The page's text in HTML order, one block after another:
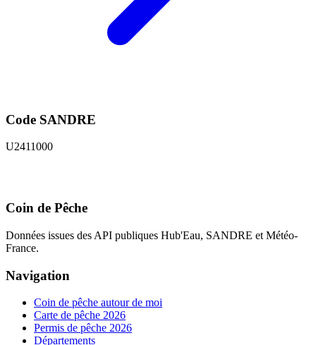
Code SANDRE
U2411000
Coin de Pêche
Données issues des API publiques Hub'Eau, SANDRE et Météo-
France.
Navigation
Coin de pêche autour de moi
Carte de pêche 2026
Permis de pêche 2026
Départements